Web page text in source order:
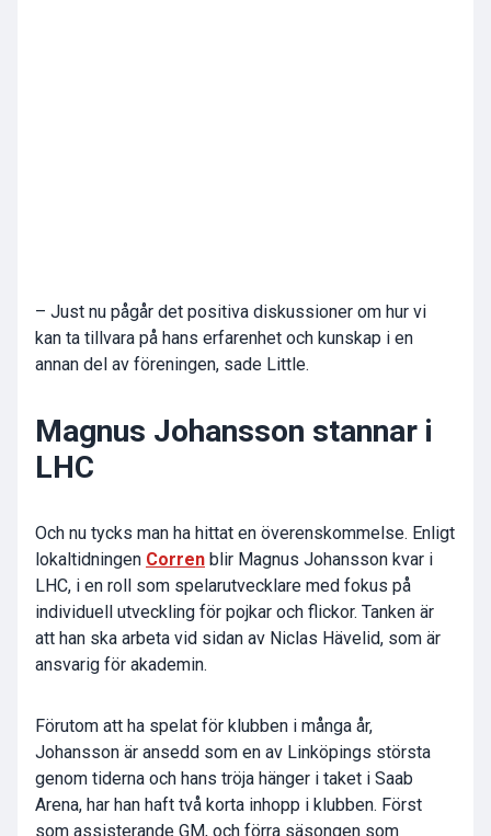
– Just nu pågår det positiva diskussioner om hur vi
kan ta tillvara på hans erfarenhet och kunskap i en
annan del av föreningen, sade Little.
Magnus Johansson stannar i
LHC
Och nu tycks man ha hittat en överenskommelse. Enligt
lokaltidningen Corren blir Magnus Johansson kvar i
LHC, i en roll som spelarutvecklare med fokus på
individuell utveckling för pojkar och flickor. Tanken är
att han ska arbeta vid sidan av Niclas Hävelid, som är
ansvarig för akademin.
Förutom att ha spelat för klubben i många år,
Johansson är ansedd som en av Linköpings största
genom tiderna och hans tröja hänger i taket i Saab
Arena, har han haft två korta inhopp i klubben. Först
som assisterande GM, och förra säsongen som